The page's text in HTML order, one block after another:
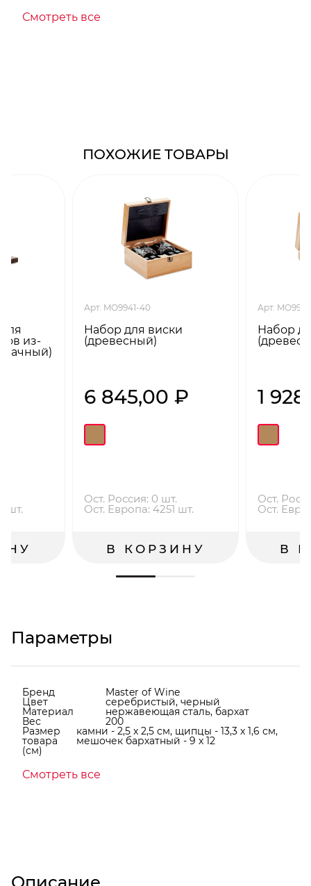
Смотреть все
ПОХОЖИЕ ТОВАРЫ
из-
шт.
Арт. MO9941-40
Набор для виски
(древесный)
6 845,00 ₽
Ост. Россия: 0 шт.
Ост. Европа: 4251 шт.
В КОРЗИНУ
Арт.
Набор
1
Ост.
Ост.
В
Параметры
Бренд Master of Wine
Цвет серебристый, черный
Материал нержавеющая cталь, бархат
Вес 200
Размер
товара
(см)
камни - 2,5 x 2,5 см, щипцы - 13,3 x 1,6 см,
мешочек бархатный - 9 x 12
Смотреть все